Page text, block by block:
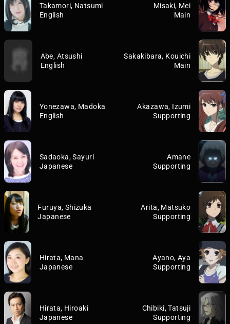
Takamori, Natsumi
English
Misaki, Mei
Main
Abe, Atsushi
English
Sakakibara, Kouichi
Main
Yonezawa, Madoka
English
Akazawa, Izumi
Supporting
Sadaoka, Sayuri
Japanese
Amane
Supporting
Furuya, Shizuka
Japanese
Arita, Matsuko
Supporting
Hirata, Mana
Japanese
Ayano, Aya
Supporting
Hirata, Hiroaki
Japanese
Chibiki, Tatsuji
Supporting